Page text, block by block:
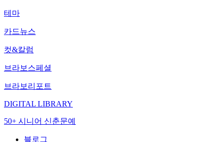
테마
카드뉴스
컷&칼럼
브라보스페셜
브라보리포트
DIGITAL LIBRARY
50+ 시니어 신춘문예
블로그